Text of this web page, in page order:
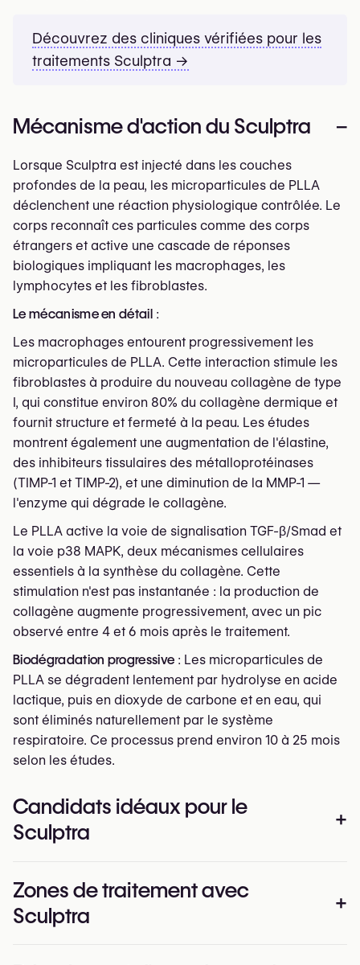
Découvrez des cliniques vérifiées pour les
traitements Sculptra →
Mécanisme d'action du Sculptra –
Lorsque Sculptra est injecté dans les couches
profondes de la peau, les microparticules de PLLA
déclenchent une réaction physiologique contrôlée. Le
corps reconnaît ces particules comme des corps
étrangers et active une cascade de réponses
biologiques impliquant les macrophages, les
lymphocytes et les fibroblastes.
Le mécanisme en détail :
Les macrophages entourent progressivement les
microparticules de PLLA. Cette interaction stimule les
fibroblastes à produire du nouveau collagène de type
I, qui constitue environ 80% du collagène dermique et
fournit structure et fermeté à la peau. Les études
montrent également une augmentation de l'élastine,
des inhibiteurs tissulaires des métalloprotéinases
(TIMP-1 et TIMP-2), et une diminution de la MMP-1 —
l'enzyme qui dégrade le collagène.
Le PLLA active la voie de signalisation TGF-β/Smad et
la voie p38 MAPK, deux mécanismes cellulaires
essentiels à la synthèse du collagène. Cette
stimulation n'est pas instantanée : la production de
collagène augmente progressivement, avec un pic
observé entre 4 et 6 mois après le traitement.
Biodégradation progressive : Les microparticules de
PLLA se dégradent lentement par hydrolyse en acide
lactique, puis en dioxyde de carbone et en eau, qui
sont éliminés naturellement par le système
respiratoire. Ce processus prend environ 10 à 25 mois
selon les études.
Candidats idéaux pour le
Sculptra
+
amélioration progressive et naturelle plutôt qu'une
transformation immédiate.
Zones de traitement avec
Sculptra
+